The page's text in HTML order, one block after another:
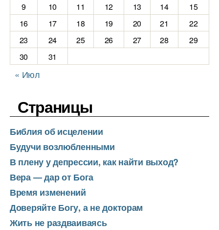
9
10 11 12 13 14
15
16
17 18 19 20 21
22
23
24 25 26 27 28
29
30
31
« Июл
Страницы
Библия об исцелении
Будучи возлюбленными
В плену у депрессии, как найти выход?
Вера — дар от Бога
Время изменений
Доверяйте Богу, а не докторам
Жить не раздваиваясь